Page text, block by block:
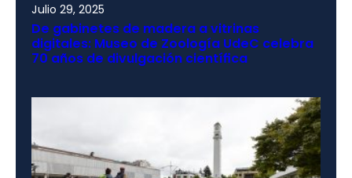
Julio 29, 2025
De gabinetes de madera a vitrinas
digitales: Museo de Zoología UdeC celebra
70 años de divulgación científica